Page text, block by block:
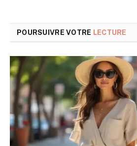
POURSUIVRE VOTRE LECTURE